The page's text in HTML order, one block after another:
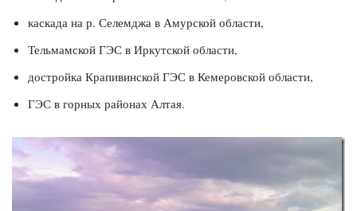
каскада на р. Селемджа в Амурской области,
Тельмамской ГЭС в Иркутской области,
достройка Крапивинской ГЭС в Кемеровской области,
ГЭС в горных районах Алтая.